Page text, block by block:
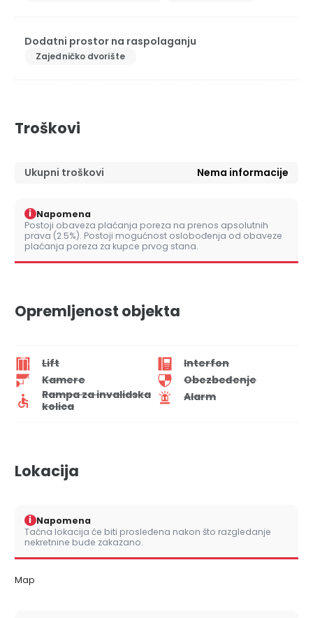
Dodatni prostor na raspolaganju
Zajedničko dvorište
Troškovi
Ukupni troškovi Nema informacije
i Napomena
Postoji obaveza plaćanja poreza na prenos apsolutnih
prava (2.5%). Postoji mogućnost oslobođenja od obaveze
plaćanja poreza za kupce prvog stana.
Opremljenost objekta
Lift
Interfon
Kamere
Obezbeđenje
Rampa za invalidska
kolica
Alarm
Lokacija
i Napomena
Tačna lokacija će biti prosleđena nakon što razgledanje
nekretnine bude zakazano.
Map